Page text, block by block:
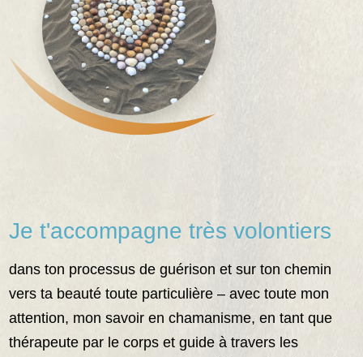
Je t'accompagne très volontiers
dans ton processus de guérison et sur ton chemin
vers ta beauté toute particulière – avec toute mon
attention, mon savoir en chamanisme, en tant que
thérapeute par le corps et guide à travers les